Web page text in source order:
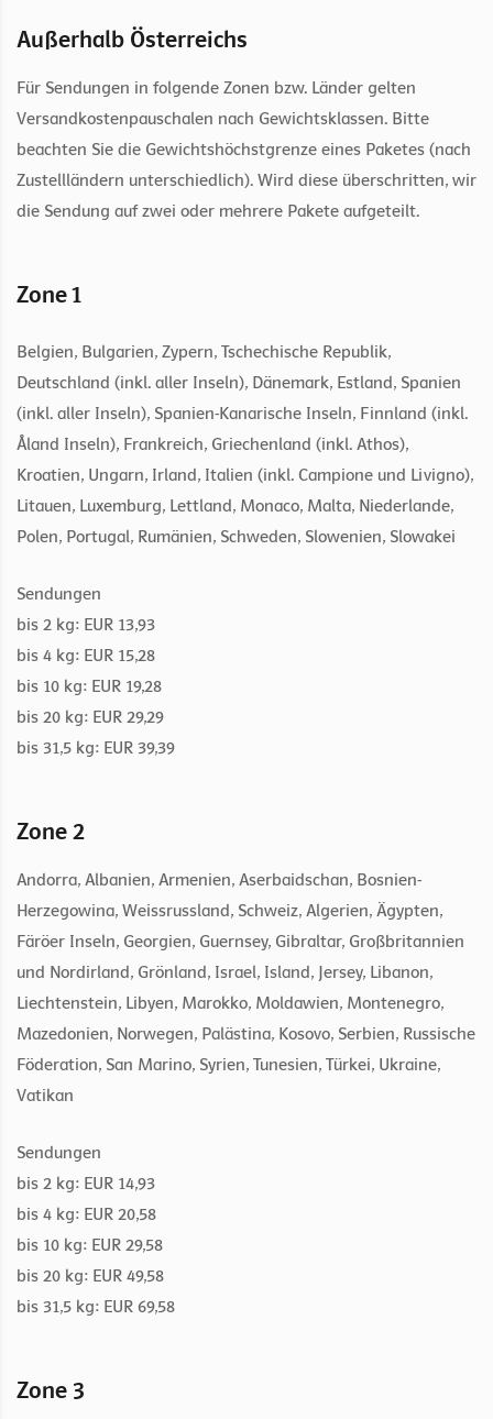
Außerhalb Österreichs
Für Sendungen in folgende Zonen bzw. Länder gelten
Versandkostenpauschalen nach Gewichtsklassen. Bitte
beachten Sie die Gewichtshöchstgrenze eines Paketes (nach
Zustellländern unterschiedlich). Wird diese überschritten, wir
die Sendung auf zwei oder mehrere Pakete aufgeteilt.
Zone 1
Belgien, Bulgarien, Zypern, Tschechische Republik,
Deutschland (inkl. aller Inseln), Dänemark, Estland, Spanien
(inkl. aller Inseln), Spanien-Kanarische Inseln, Finnland (inkl.
Åland Inseln), Frankreich, Griechenland (inkl. Athos),
Kroatien, Ungarn, Irland, Italien (inkl. Campione und Livigno),
Litauen, Luxemburg, Lettland, Monaco, Malta, Niederlande,
Polen, Portugal, Rumänien, Schweden, Slowenien, Slowakei
Sendungen
bis 2 kg: EUR 13,93
bis 4 kg: EUR 15,28
bis 10 kg: EUR 19,28
bis 20 kg: EUR 29,29
bis 31,5 kg: EUR 39,39
Zone 2
Andorra, Albanien, Armenien, Aserbaidschan, Bosnien-
Herzegowina, Weissrussland, Schweiz, Algerien, Ägypten,
Färöer Inseln, Georgien, Guernsey, Gibraltar, Großbritannien
und Nordirland, Grönland, Israel, Island, Jersey, Libanon,
Liechtenstein, Libyen, Marokko, Moldawien, Montenegro,
Mazedonien, Norwegen, Palästina, Kosovo, Serbien, Russische
Föderation, San Marino, Syrien, Tunesien, Türkei, Ukraine,
Vatikan
Sendungen
bis 2 kg: EUR 14,93
bis 4 kg: EUR 20,58
bis 10 kg: EUR 29,58
bis 20 kg: EUR 49,58
bis 31,5 kg: EUR 69,58
Zone 3